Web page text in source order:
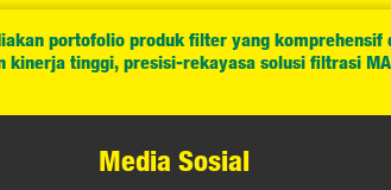
portofolio produk filter yang komprehensif
kinerja tinggi, presisi-rekayasa solusi filtrasi
Media Sosial